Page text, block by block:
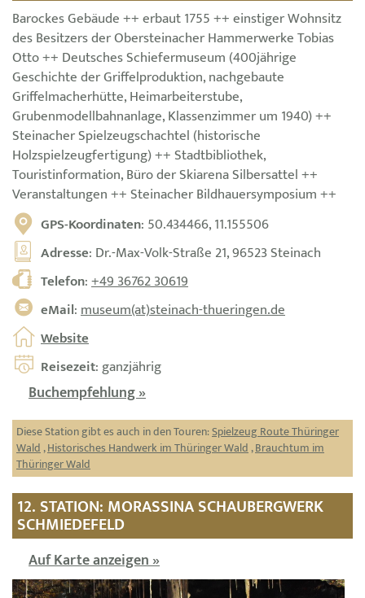
Barockes Gebäude ++ erbaut 1755 ++ einstiger Wohnsitz
des Besitzers der Obersteinacher Hammerwerke Tobias
Otto ++ Deutsches Schiefermuseum (400jährige
Geschichte der Griffelproduktion, nachgebaute
Griffelmacherhütte, Heimarbeiterstube,
Grubenmodellbahnanlage, Klassenzimmer um 1940) ++
Steinacher Spielzeugschachtel (historische
Holzspielzeugfertigung) ++ Stadtbibliothek,
Touristinformation, Büro der Skiarena Silbersattel ++
Veranstaltungen ++ Steinacher Bildhauersymposium ++
GPS-Koordinaten: 50.434466, 11.155506
Adresse: Dr.-Max-Volk-Straße 21, 96523 Steinach
Telefon:+49 36762 30619
eMail:museum(at)steinach-thueringen.de
Website
Reisezeit: ganzjährig
Buchempfehlung »
Diese Station gibt es auch in den Touren:Spielzeug Route Thüringer
Wald,Historisches Handwerk im Thüringer Wald,Brauchtum im
Thüringer Wald
12. STATION: MORASSINA SCHAUBERGWERK
SCHMIEDEFELD
Auf Karte anzeigen »